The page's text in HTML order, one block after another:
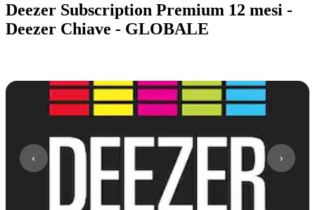
Deezer Subscription Premium 12 mesi -
Deezer Chiave - GLOBALE